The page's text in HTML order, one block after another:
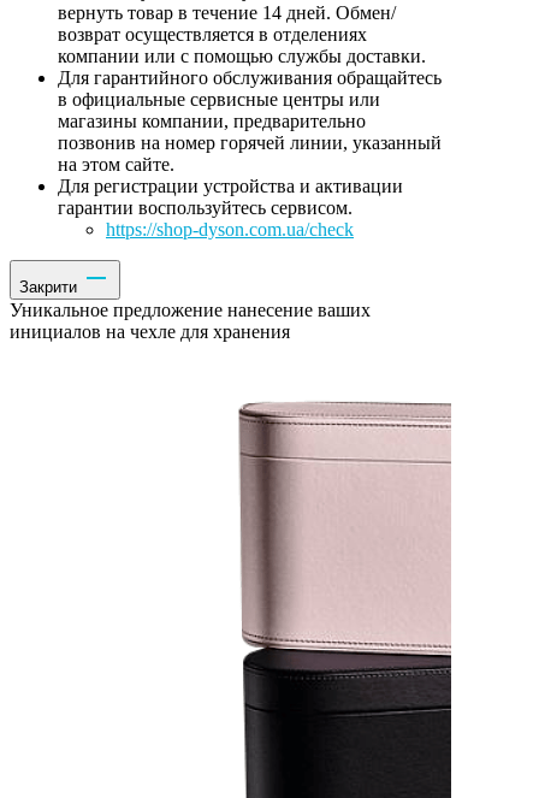
вернуть товар в течение 14 дней. Обмен/
возврат осуществляется в отделениях
компании или с помощью службы доставки.
Для гарантийного обслуживания обращайтесь
в официальные сервисные центры или
магазины компании, предварительно
позвонив на номер горячей линии, указанный
на этом сайте.
Для регистрации устройства и активации
гарантии воспользуйтесь сервисом.
https://shop-dyson.com.ua/check
Закрити
Уникальное предложение нанесение ваших
инициалов на чехле для хранения